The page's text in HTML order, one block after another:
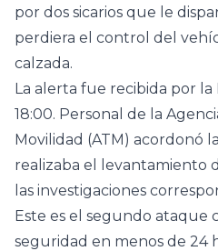
por dos sicarios que le
perdiera el control del
calzada.
La alerta fue recibida por la
18:00. Personal de la
Movilidad (ATM) acordonó
realizaba el levantamiento
las investigaciones
Este es el segundo ataque
seguridad en menos de 24